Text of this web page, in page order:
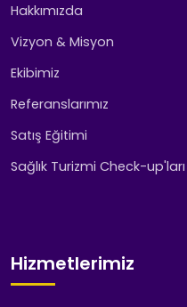
Hakkımızda
Vizyon & Misyon
Ekibimiz
Referanslarımız
Satış Eğitimi
Sağlık Turizmi Check-up'ları
Hizmetlerimiz